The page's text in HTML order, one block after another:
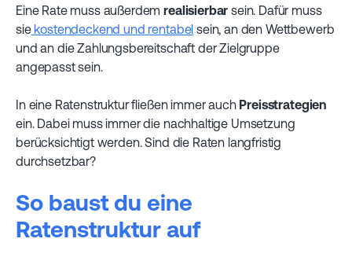
Eine Rate muss außerdemrealisierbarsein. Dafür muss
siekostendeckend und rentabel sein, an den Wettbewerb
und an die Zahlungsbereitschaft der Zielgruppe
angepasst sein.
In eine Ratenstruktur fließen immer auch Preisstrategien
ein. Dabei muss immer die nachhaltige Umsetzung
berücksichtigt werden. Sind die Raten langfristig
durchsetzbar?
So baust du eine
Ratenstruktur auf